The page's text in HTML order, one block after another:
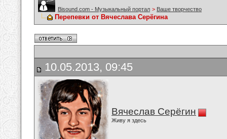
Bisound.com - Музыкальный портал > Ваше творчество
Перепевки от Вячеслава Серёгина
10.05.2013, 09:45
Вячеслав Серёгин
Живу я здесь